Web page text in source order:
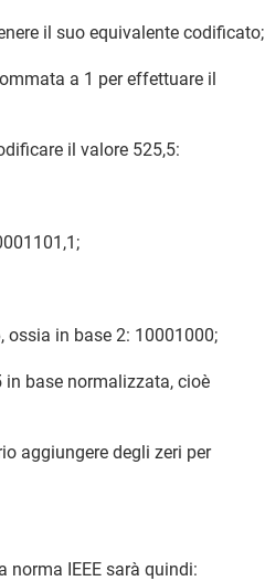
il suo equivalente codificato;
a 1 per effettuare il
il valore 525,5:
ossia in base 2: 10001000;
base normalizzata, cioè
aggiungere degli zeri per
norma IEEE sarà quindi: